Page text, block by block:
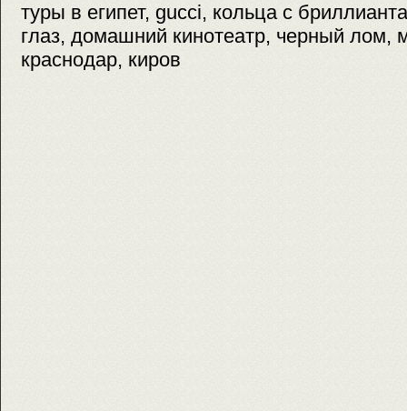
туры в египет, gucci, кольца с
глаз, домашний кинотеатр, черный лом,
краснодар, киров